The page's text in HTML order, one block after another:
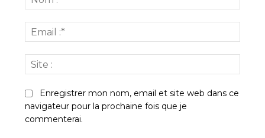
:*
:*
:
Enregistrer mon nom, email et site web dans ce
navigateur pour la prochaine fois que je
commenterai.